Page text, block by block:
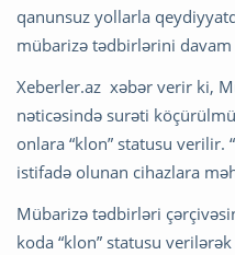
qanunsuz yollarla
mübarizə tədbirlərini
Xeberler.az xəbər verir ki,
nəticəsində surəti
onlara “klon” statusu verilir.
istifadə olunan cihazlara
Mübarizə tədbirləri
koda “klon” statusu